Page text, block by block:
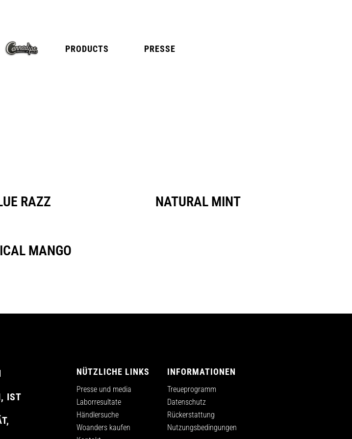
PRODUCTS PRESSE
RAZZ NATURAL MINT
MANGO
IST
NÜTZLICHE LINKS
Presse und media
Laborresultate
Händlersuche
Woanders kaufen
INFORMATIONEN
Treueprogramm
Datenschutz
Rückerstattung
Nutzungsbedingungen